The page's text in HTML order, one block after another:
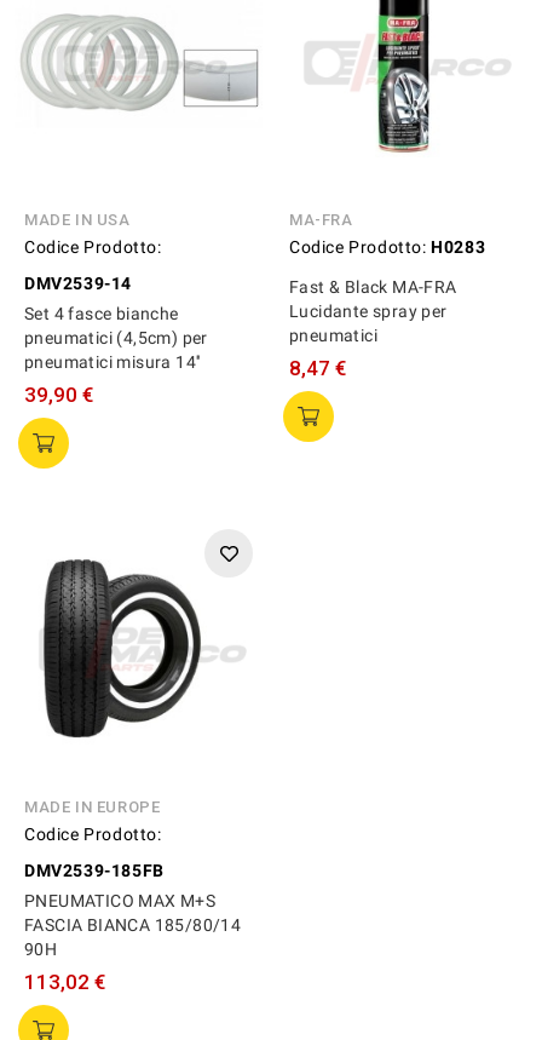
MADE IN USA
Codice Prodotto:
DMV2539-14
Set 4 fasce bianche
pneumatici (4,5cm) per
pneumatici misura 14''
39,90 €
MA-FRA
Codice Prodotto: H0283
Fast & Black MA-FRA
Lucidante spray per
pneumatici
8,47 €
MADE IN EUROPE
Codice Prodotto:
DMV2539-185FB
PNEUMATICO MAX M+S
FASCIA BIANCA 185/80/14
90H
113,02 €